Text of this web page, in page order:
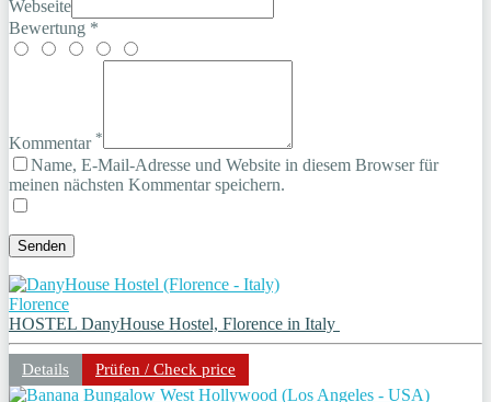
Webseite
Bewertung *
Kommentar *
Name, E-Mail-Adresse und Website in diesem Browser für
meinen nächsten Kommentar speichern.
Florence
HOSTEL DanyHouse Hostel, Florence in Italy
Details Prüfen / Check price